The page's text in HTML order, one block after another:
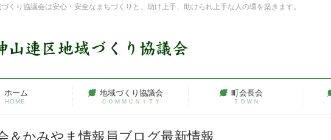
くり協議会は安心・安全なまちづくりと、助け上手、助けられ上手な人の環を築きます。
ホーム
HOME
地域づくり協議会
ＣＯＭＭＵＮＩＴＹ
町会長会
ＴＯＷＮ
＆かみやま情報員ブログ最新情報